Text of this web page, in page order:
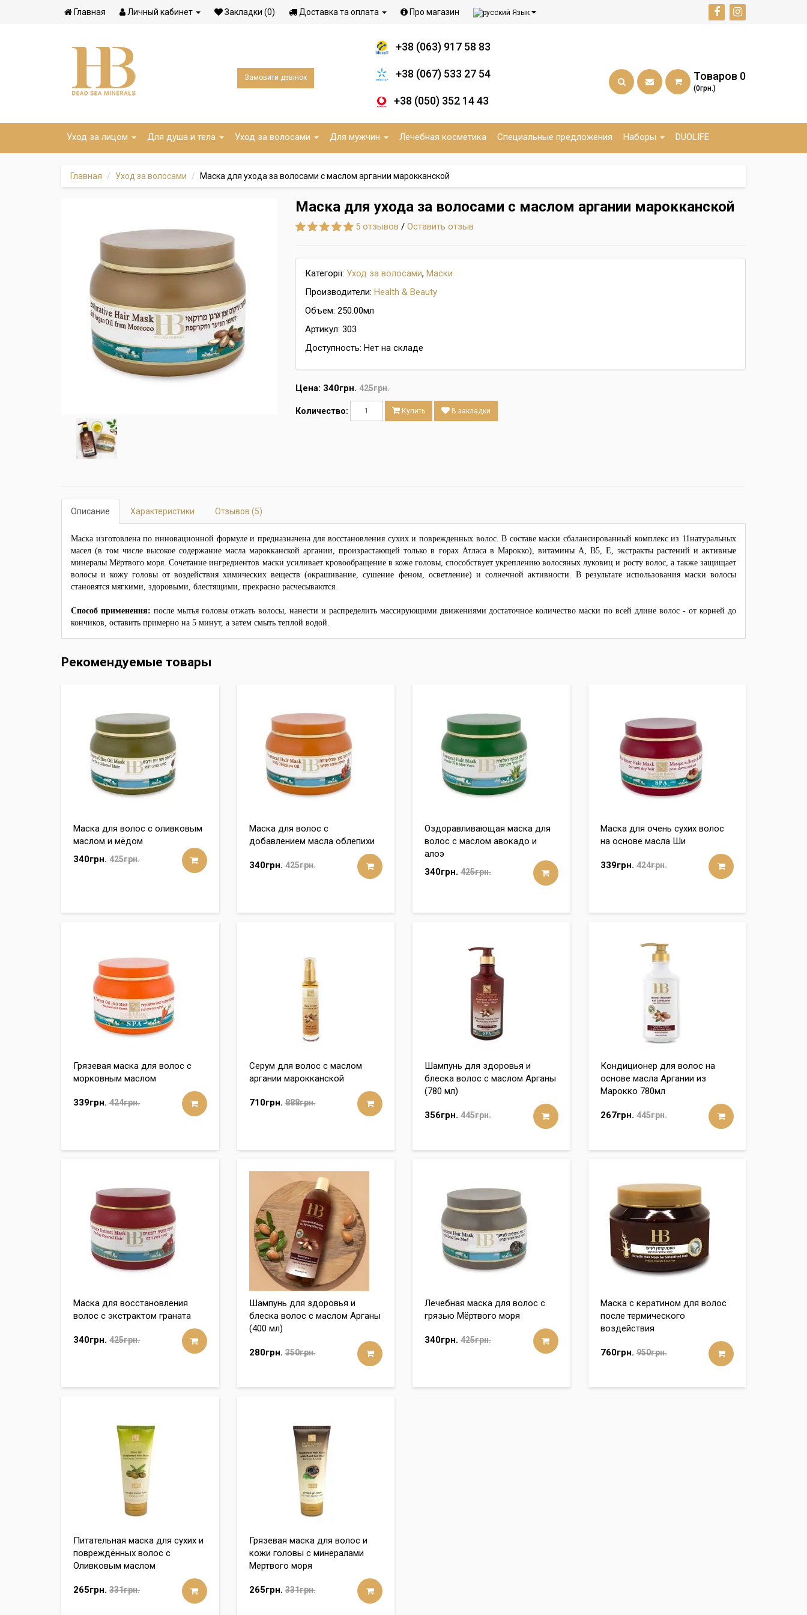
Главная Личный кабинет Закладки (0) Доставка та оплата Про магазин Язык
Замовити дзвінок
+38 (063) 917 58 83
+38 (067) 533 27 54
+38 (050) 352 14 43
Товаров 0
(0грн.)
Уход за лицом Для душа и тела Уход за волосами Для мужчин Лечебная косметика Специальные предложения Наборы DUOLIFE
Главная Уход за волосами Маска для ухода за волосами с маслом аргании марокканской
Маска для ухода за волосами с маслом аргании марокканской
5 отзывов / Оставить отзыв
Категорії: Уход за волосами, Маски
Производители: Health & Beauty
Объем: 250.00мл
Артикул: 303
Доступность: Нет на складе
Цена: 340грн. 425грн.
Количество: Купить В закладки
Описание Характеристики Отзывов (5)
Маска изготовлена по инновационной формуле и предназначена для восстановления сухих и поврежденных волос. В составе маски сбалансированный комплекс из 11натуральных
масел (в том числе высокое содержание масла марокканской аргании, произрастающей только в горах Атласа в Марокко), витамины А, В5, Е, экстракты растений и активные
минералы Мёртвого моря. Сочетание ингредиентов маски усиливает кровообращение в коже головы, способствует укреплению волосяных луковиц и росту волос, а также защищает
волосы и кожу головы от воздействия химических веществ (окрашивание, сушение феном, осветление) и солнечной активности. В результате использования маски волосы
становятся мягкими, здоровыми, блестящими, прекрасно расчесываются.
Способ применения: после мытья головы отжать волосы, нанести и распределить массирующими движениями достаточное количество маски по всей длине волос - от корней до
кончиков, оставить примерно на 5 минут, а затем смыть теплой водой.
Рекомендуемые товары
Маска для волос с оливковым
маслом и мёдом
340грн. 425грн.
Маска для волос с
добавлением масла облепихи
340грн. 425грн.
Оздоравливающая маска для
волос с маслом авокадо и
алоэ
340грн. 425грн.
Маска для очень сухих волос
на основе масла Ши
339грн. 424грн.
Грязевая маска для волос с
морковным маслом
339грн. 424грн.
Серум для волос с маслом
аргании марокканской
710грн. 888грн.
Шампунь для здоровья и
блеска волос с маслом Арганы
(780 мл)
356грн. 445грн.
Кондиционер для волос на
основе масла Аргании из
Марокко 780мл
267грн. 445грн.
Маска для восстановления
волос с экстрактом граната
340грн. 425грн.
Шампунь для здоровья и
блеска волос с маслом Арганы
(400 мл)
280грн. 350грн.
Лечебная маска для волос с
грязью Мёртвого моря
340грн. 425грн.
Маска с кератином для волос
после термического
воздействия
760грн. 950грн.
Питательная маска для сухих и
повреждённых волос с
Оливковым маслом
265грн. 331грн.
Грязевая маска для волос и
кожи головы с минералами
Мертвого моря
265грн. 331грн.